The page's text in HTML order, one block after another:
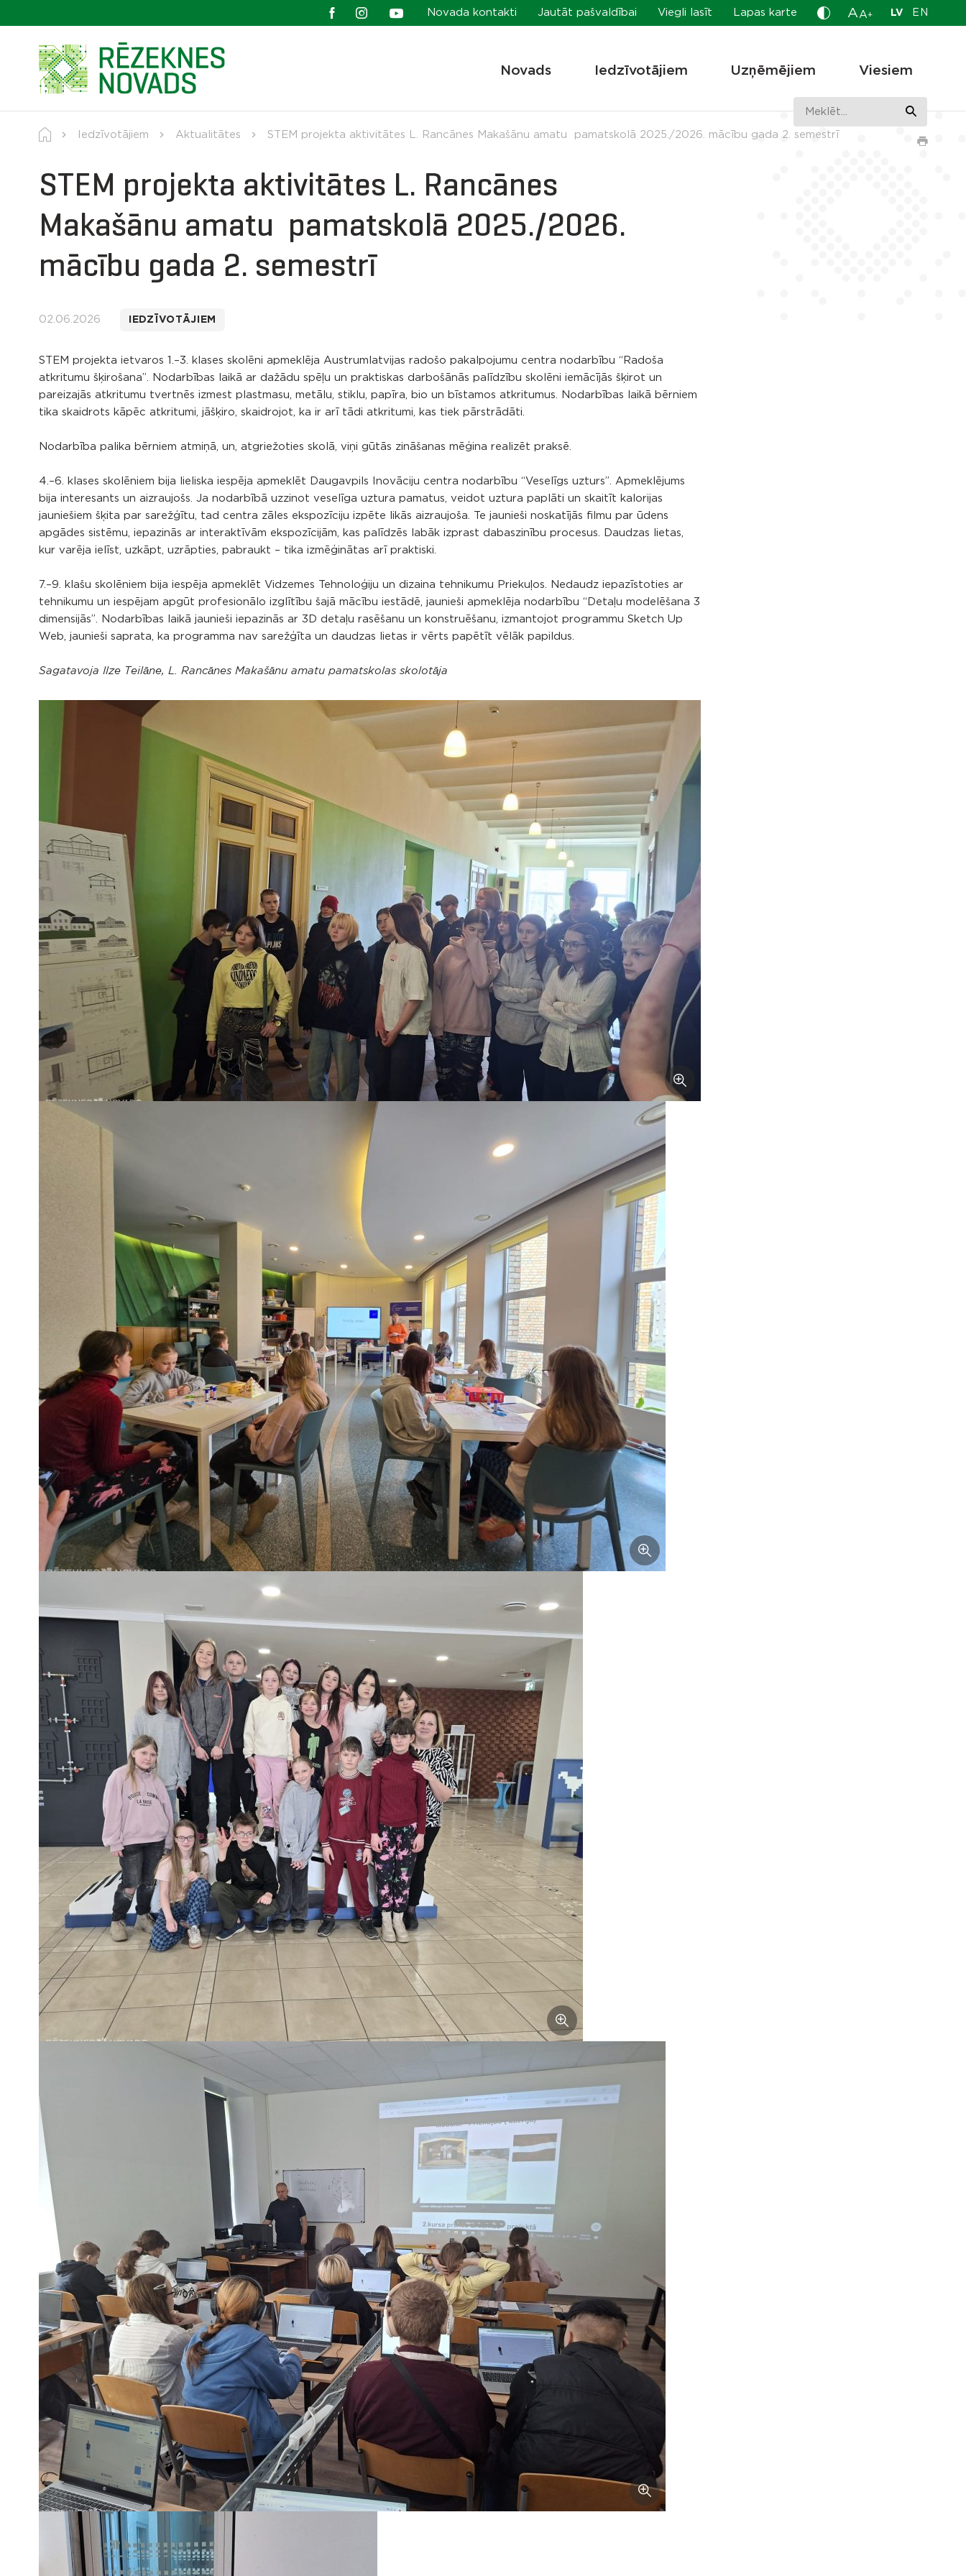
Novada kontakti Jautāt pašvaldībai Viegli lasīt Lapas karte A A+ LV EN
Novads Iedzīvotājiem Uzņēmējiem Viesiem
Iedzīvotājiem Aktualitātes STEM projekta aktivitātes L. Rancānes Makašānu amatu pamatskolā 2025./2026. mācību gada 2. semestrī
STEM projekta aktivitātes L. Rancānes
Makašānu amatu pamatskolā 2025./2026.
mācību gada 2. semestrī
02.06.2026 IEDZĪVOTĀJIEM
STEM projekta ietvaros 1.–3. klases skolēni apmeklēja Austrumlatvijas radošo pakalpojumu centra nodarbību “Radoša
atkritumu šķirošana”. Nodarbības laikā ar dažādu spēļu un praktiskas darbošānās palīdzību skolēni iemācījās šķirot un
pareizajās atkritumu tvertnēs izmest plastmasu, metālu, stiklu, papīra, bio un bīstamos atkritumus. Nodarbības laikā bērniem
tika skaidrots kāpēc atkritumi, jāšķiro, skaidrojot, ka ir arī tādi atkritumi, kas tiek pārstrādāti.
Nodarbība palika bērniem atmiņā, un, atgriežoties skolā, viņi gūtās zināšanas mēģina realizēt praksē.
4.–6. klases skolēniem bija lieliska iespēja apmeklēt Daugavpils Inovāciju centra nodarbību “Veselīgs uzturs”. Apmeklējums
bija interesants un aizraujošs. Ja nodarbībā uzzinot veselīga uztura pamatus, veidot uztura paplāti un skaitīt kalorijas
jauniešiem šķita par sarežģītu, tad centra zāles ekspozīciju izpēte likās aizraujoša. Te jaunieši noskatījās filmu par ūdens
apgādes sistēmu, iepazinās ar interaktīvām ekspozīcijām, kas palīdzēs labāk izprast dabaszinību procesus. Daudzas lietas,
kur varēja ielīst, uzkāpt, uzrāpties, pabraukt – tika izmēģinātas arī praktiski.
7.–9. klašu skolēniem bija iespēja apmeklēt Vidzemes Tehnoloģiju un dizaina tehnikumu Priekuļos. Nedaudz iepazīstoties ar
tehnikumu un iespējam apgūt profesionālo izglītību šajā mācību iestādē, jaunieši apmeklēja nodarbību “Detaļu modelēšana 3
dimensijās”. Nodarbības laikā jaunieši iepazinās ar 3D detaļu rasēšanu un konstruēšanu, izmantojot programmu Sketch Up
Web, jaunieši saprata, ka programma nav sarežģīta un daudzas lietas ir vērts papētīt vēlāk papildus.
Sagatavoja Ilze Teilāne, L. Rancānes Makašānu amatu pamatskolas skolotāja